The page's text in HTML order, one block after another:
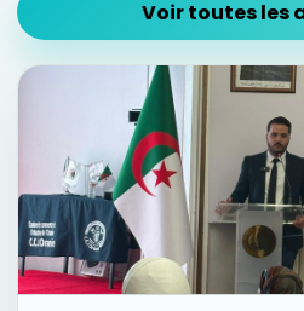
Voir toutes les